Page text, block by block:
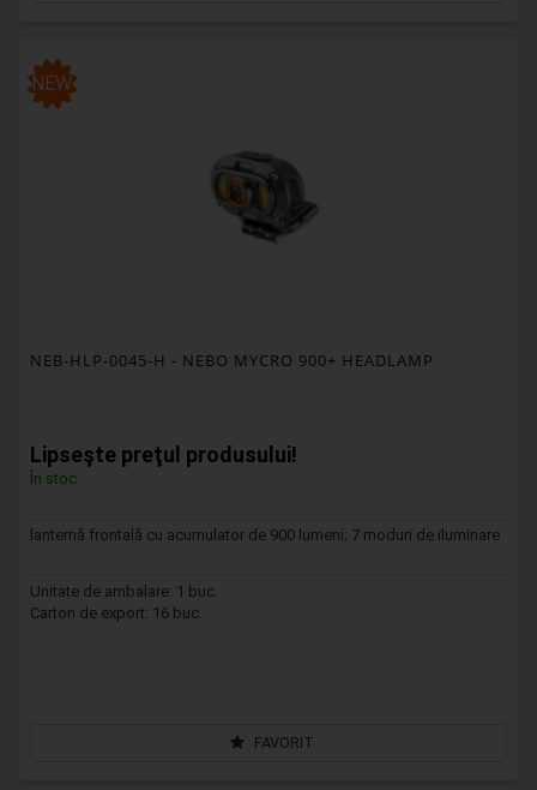
NEW
NEB-HLP-0045-H - NEBO MYCRO 900+ HEADLAMP
Lipseşte preţul produsului!
În stoc
lanternă frontală cu acumulator de 900 lumeni; 7 moduri de iluminare
Unitate de ambalare: 1 buc.
Carton de export: 16 buc.
FAVORIT